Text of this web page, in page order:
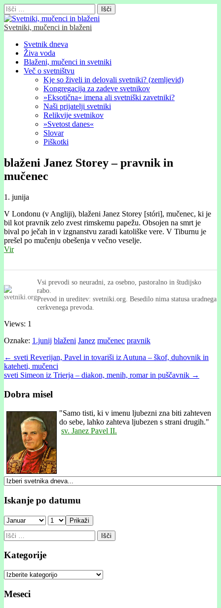
Išči:
Svetniki, mučenci in blaženi
Glavni
meni
Skip
content
Svetnik dneva
Živa voda
Blaženi, mučenci in svetniki
Več o svetništvu
Kje so živeli in delovali svetniki? (zemljevid)
Kongregacija za zadeve svetnikov
»Eksotična« imena ali svetniški zavetniki?
Naši prijatelji svetniki
Relikvije svetnikov
»Svetost danes«
Slovar
Piškotki
blaženi Janez Storey – pravnik in
mučenec
1. junija
V Londonu (v Angliji), blaženi Janez Storey [stóri], mučenec, ki je
bil kot pravnik zelo zvest rimskemu papežu. Obsojen na smrt je
bival po ječah in v izgnanstvu zaradi katoliške vere. V Tiburnu je
prešel po mučenju obešenja v večno veselje.
Vir
Vsi prevodi so neuradni, za osebno, pastoralno in študijsko
rabo.
Prevod in ureditev: svetniki.org. Besedilo nima statusa uradnega
cerkvenega prevoda.
Views: 1
Oznake: 1.junij blaženi Janez mučenec pravnik
Post
navigation
← sveti Reverijan, Pavel in tovariši iz Autuna – škof, duhovnik in
kateheti, mučenci
sveti Simeon iz Trierja – diakon, menih, romar in puščavnik →
Dobra misel
"Samo tisti, ki v imenu ljubezni zna biti zahteven
do sebe, lahko zahteva ljubezen s strani drugih."
sv. Janez Pavel II.
Iskanje po datumu
Prikaži
Išči:
Kategorije
Kategorije
Meseci